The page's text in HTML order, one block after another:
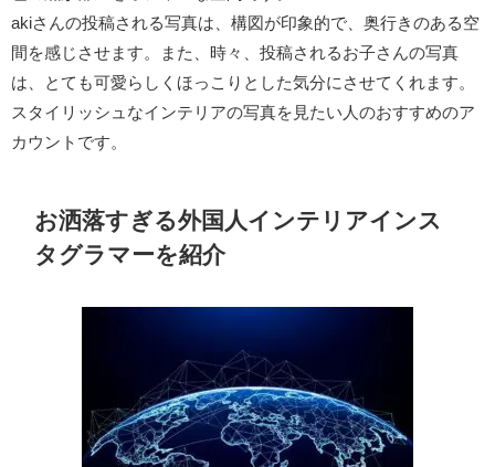
akiさんの投稿される写真は、構図が印象的で、奥行きのある空
間を感じさせます。また、時々、投稿されるお子さんの写真
は、とても可愛らしくほっこりとした気分にさせてくれます。
スタイリッシュなインテリアの写真を見たい人のおすすめのア
カウントです。
お洒落すぎる外国人インテリアインス
タグラマーを紹介